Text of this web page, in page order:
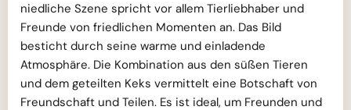
niedliche Szene spricht vor allem Tierliebhaber und
Freunde von friedlichen Momenten an. Das Bild
besticht durch seine warme und einladende
Atmosphäre. Die Kombination aus den süßen Tieren
und dem geteilten Keks vermittelt eine Botschaft von
Freundschaft und Teilen. Es ist ideal, um Freunden und